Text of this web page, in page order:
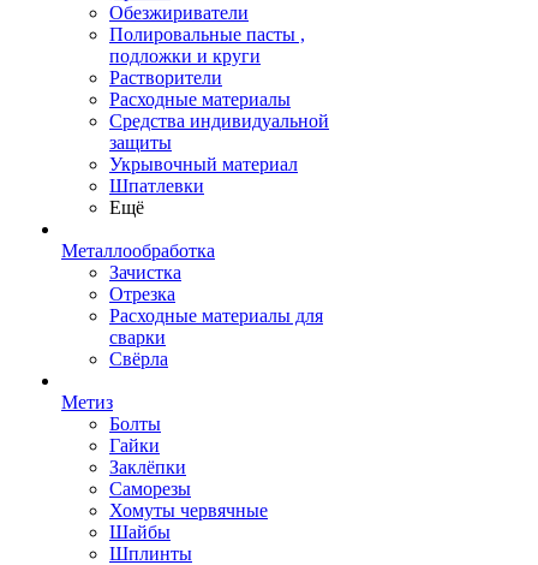
Обезжириватели
Полировальные пасты ,
подложки и круги
Растворители
Расходные материалы
Средства индивидуальной
защиты
Укрывочный материал
Шпатлевки
Ещё
Металлообработка
Зачистка
Отрезка
Расходные материалы для
сварки
Свёрла
Метиз
Болты
Гайки
Заклёпки
Саморезы
Хомуты червячные
Шайбы
Шплинты